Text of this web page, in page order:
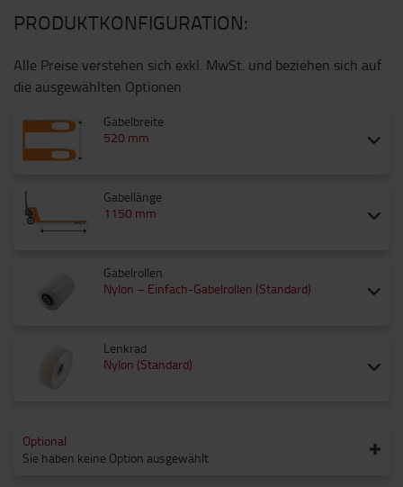
PRODUKTKONFIGURATION:
Alle Preise verstehen sich exkl. MwSt. und beziehen sich auf
die ausgewählten Optionen
Gabelbreite
520 mm
Gabellänge
1150 mm
Gabelrollen
Nylon – Einfach-Gabelrollen (Standard)
Lenkrad
Nylon (Standard)
Optional
Sie haben keine Option ausgewählt